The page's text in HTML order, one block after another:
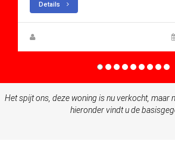
Details
Het spijt ons, deze woning is nu verkocht, maar
hieronder vindt u de